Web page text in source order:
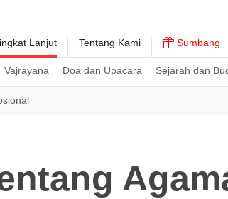
Lanjut
Vajrayana Doa dan Upacara Sejarah dan
Tentang Kami Sumbang